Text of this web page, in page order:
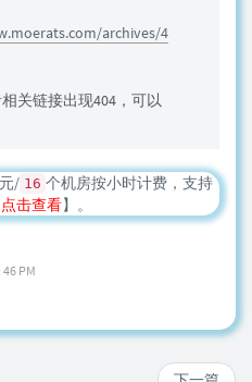
archives/4
关链接出现404，可以
/ 16 个机房按小时计费，支持
点击查看】。
PM